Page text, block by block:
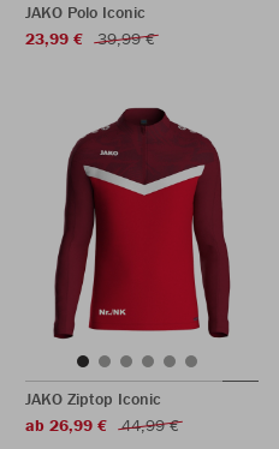
JAKO Polo Iconic
23,99 €
39,99 €
JAKO Ziptop Iconic
ab 26,99 €
44,99 €